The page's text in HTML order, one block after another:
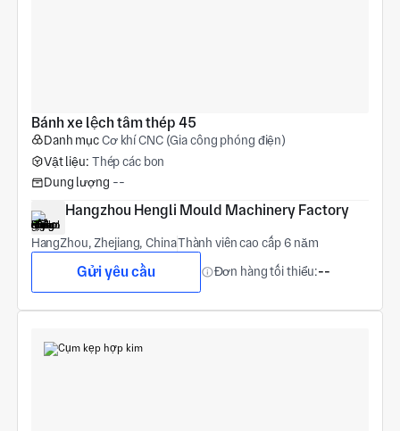
Bánh xe lệch tâm thép 45
Danh mụcCơ khí CNC (Gia công phóng điện)
Vật liệu: Thép các bon
Dung lượng --
Hangzhou Hengli Mould Machinery Factory
HangZhou, Zhejiang, ChinaThành viên cao cấp 6 năm
Gửi yêu cầu Đơn hàng tối thiểu:--